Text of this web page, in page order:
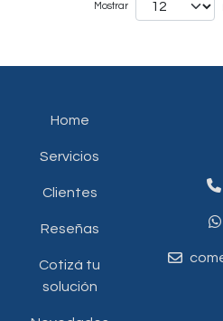
Mostrar
Home
Servicios
Clientes
Reseñas
Cotizá tu
solución